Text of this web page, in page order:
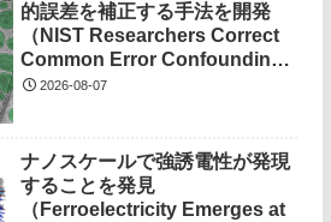
的誤差を補正する手法を開発
（NIST Researchers Correct
Common Error Confounding
Nanotech Measurements）
2026-08-07
ナノスケールで強誘電性が発現
することを発見
（Ferroelectricity Emerges at